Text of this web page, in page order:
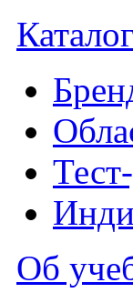
Каталог
Об